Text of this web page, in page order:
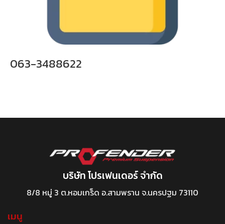
063-3488622
บริษัท โปรเฟนเดอร์ จำกัด
8/8 หมู่ 3 ต.หอมเกร็ด อ.สามพราน จ.นครปฐม 73110
เมนู